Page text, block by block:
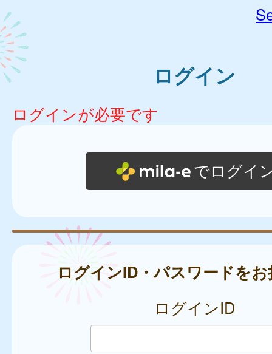
ログイン
ログインが必要です
でログイ
ログインID・パスワードを
ログインID